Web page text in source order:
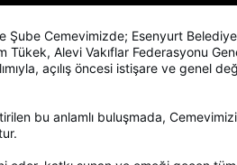
Şube Cemevimizde; Esenyurt
Tükek, Alevi Vakıflar Federasyonu
açılış öncesi istişare ve genel
bu anlamlı buluşmada,